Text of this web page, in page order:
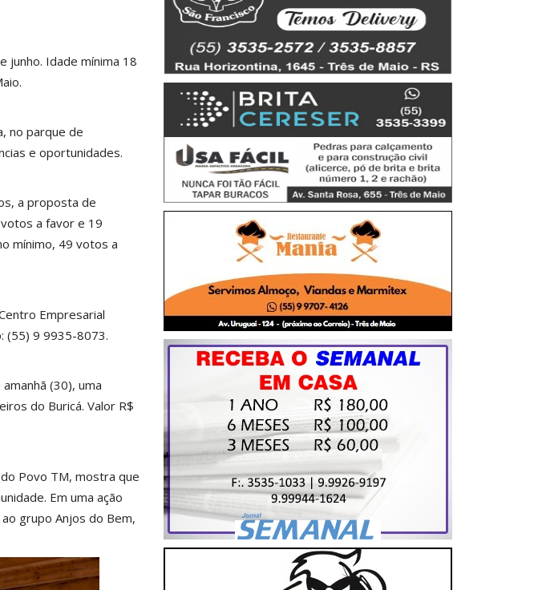
junho. Idade mínima 18
no parque de
e oportunidades.
a proposta de
a favor e 19
mínimo, 49 votos a
Empresarial
(55) 9 9935-8073.
(30), uma
do Buricá. Valor R$
Povo TM, mostra que
Em uma ação
grupo Anjos do Bem,